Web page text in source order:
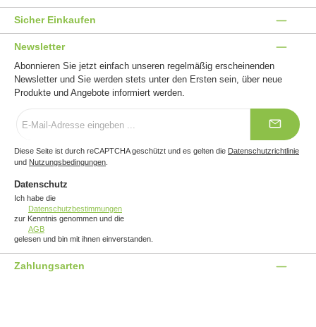
Sicher Einkaufen
Newsletter
Abonnieren Sie jetzt einfach unseren regelmäßig erscheinenden
Newsletter und Sie werden stets unter den Ersten sein, über neue
Produkte und Angebote informiert werden.
Mail-
Diese Seite ist durch reCAPTCHA geschützt und es gelten die Datenschutzrichtlinie
und Nutzungsbedingungen
Datenschutz
Ich habe die
Datenschutzbestimmungen
zur Kenntnis genommen und die
AGB
gelesen und bin mit ihnen einverstanden.
Zahlungsarten